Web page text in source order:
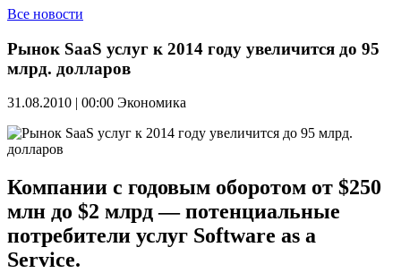
Все новости
Рынок SaaS услуг к 2014 году увеличится до 95
млрд. долларов
31.08.2010 | 00:00 Экономика
Компании с годовым оборотом от $250
млн до $2 млрд — потенциальные
потребители услуг Software as a
Service.